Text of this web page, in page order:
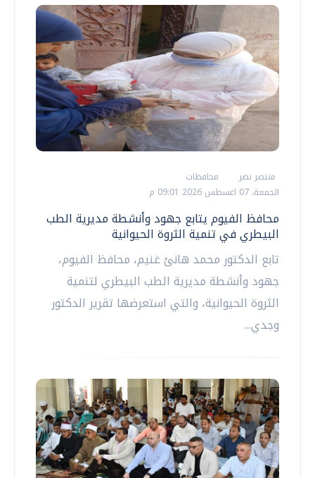
منتصر نضر
محافظات
الجمعة، 07 اغسطس 2026 09:01 م
محافظ الفيوم يتابع جهود وأنشطة مديرية الطب
البيطري في تنمية الثروة الحيوانية
تابع الدكتور محمد هانئ غنيم، محافظ الفيوم،
جهود وأنشطة مديرية الطب البيطري لتنمية
الثروة الحيوانية، والتي استعرضها تقرير الدكتور
وجدي...